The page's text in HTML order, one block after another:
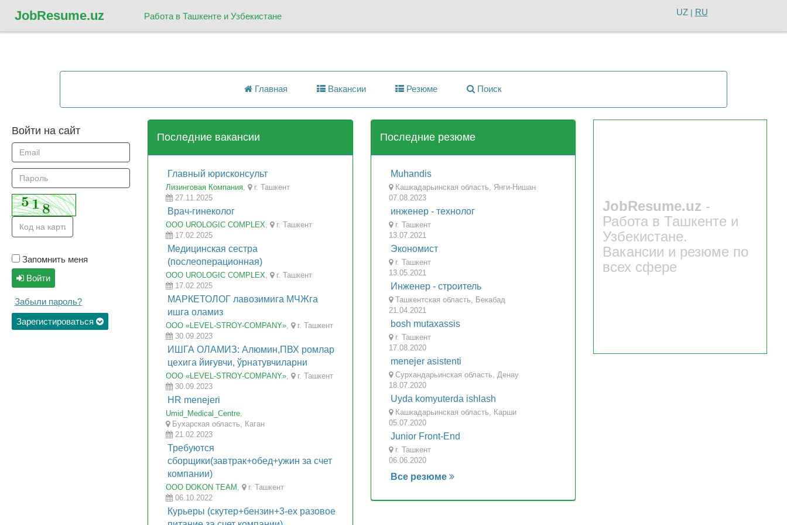
JobResume.uz Работа в Ташкенте и Узбекистане UZ | RU
Главная Вакансии Резюме Поиск
Войти на сайт
Запомнить меня
Войти
Забыли пароль?
Зарегистироваться
Последние вакансии
Главный юрисконсульт
Лизинговая Компания , г. Ташкент
27.11.2025
Врач-гинеколог
ООО UROLOGIC COMPLEX , г. Ташкент
17.02.2025
Медицинская сестра
(послеоперационная)
ООО UROLOGIC COMPLEX , г. Ташкент
17.02.2025
МАРКЕТОЛОГ лавозимига МЧЖга
ишга оламиз
ООО «LEVEL-STROY-COMPANY» , г. Ташкент
30.09.2023
ИШГА ОЛАМИЗ: Алюмин,ПВХ ромлар
цехига йиғувчи, ўрнатувчиларни
ООО «LEVEL-STROY-COMPANY» , г. Ташкент
30.09.2023
HR menejeri
Umid_Medical_Centre
Бухарская область, Каган
21.02.2023
Требуются
сборщики(завтрак+обед+ужин за счет
компании)
OOO DOKON TEAM , г. Ташкент
06.10.2022
Курьеры (скутер+бензин+3-ех разовое
Последние резюме
Muhandis
Кашкадарьинская область, Янги-Нишан
07.08.2023
инженер - технолог
г. Ташкент
13.07.2021
Экономист
г. Ташкент
13.05.2021
Инженер - строитель
Ташкентская область, Бекабад
21.04.2021
bosh mutaxassis
г. Ташкент
17.08.2020
menejer asistenti
Сурхандарьинская область, Денау
18.07.2020
Uyda komyuterda ishlash
Кашкадарьинская область, Карши
05.07.2020
Junior Front-End
г. Ташкент
06.06.2020
Все резюме
JobResume.uz -
Работа в Ташкенте и
Узбекистане.
Вакансии и резюме по
всех сфере